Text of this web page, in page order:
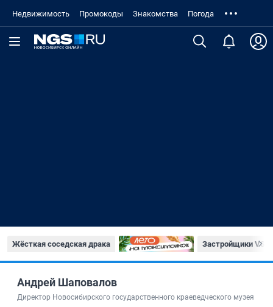
Недвижимость Промокоды Знакомства Погода
Жёсткая соседская драка Застройщики VS
Андрей Шаповалов
Директор Новосибирского государственного краеведческого музея